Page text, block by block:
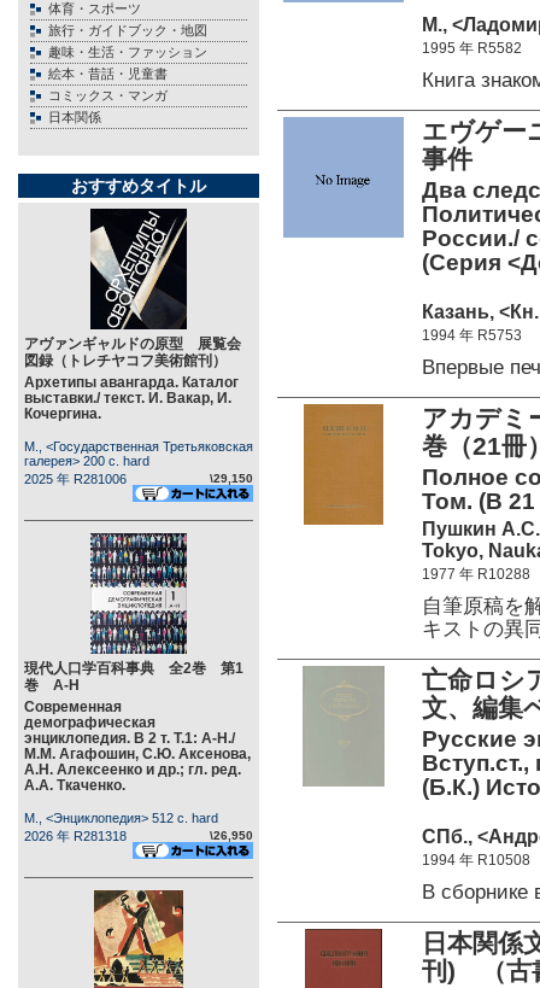
体育・スポーツ
旅行・ガイドブック・地図
趣味・生活・ファッション
絵本・昔話・児童書
コミックス・マンガ
日本関係
おすすめタイトル
アヴァンギャルドの原型 展覧会
図録（トレチヤコフ美術館刊）
Архетипы авангарда. Каталог
выставки./ текст. И. Вакар, И.
Кочергина.
М., <Государственная Третьяковская
галерея> 200 c. hard
2025 年 R281006
\29,150
現代人口学百科事典 全2巻 第1
巻 А-Н
Современная
демографическая
энциклопедия. В 2 т. Т.1: А-Н./
М.М. Агафошин, С.Ю. Аксенова,
А.Н. Алексеенко и др.; гл. ред.
А.А. Ткаченко.
М., <Энциклопедия> 512 c. hard
2026 年 R281318
\26,950
М.,
1995 年 R5582
Книга
エヴゲー
事件
Два
России./
(Серия
Казань,
1994 年 R5753
Впервые
アカデ
巻（21冊
Полное
Том. (В 21
Пушкин А.С.
Tokyo,
1977 年 R10288
自筆原稿を
キストの異
亡命ロシ
文、編集
Русские
(Б.К.)
СПб.,
1994 年 R10508
В сборнике
日本関
刊) （古